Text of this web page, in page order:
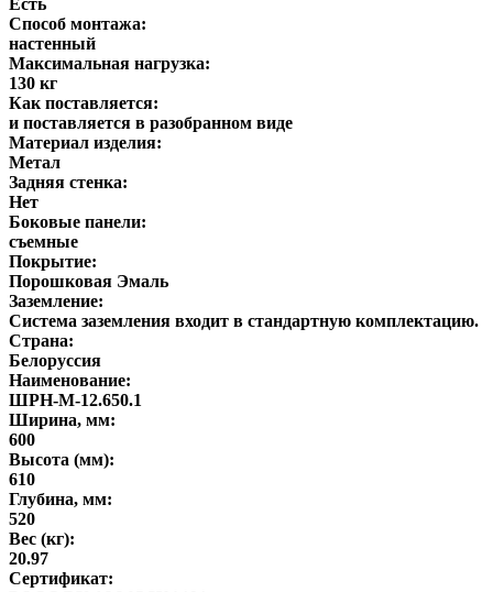
Способ монтажа:
настенный
Максимальная нагрузка:
130 кг
Как поставляется:
и поставляется в разобранном виде
Материал изделия:
Метал
Задняя стенка:
Нет
Боковые панели:
съемные
Покрытие:
Порошковая Эмаль
Заземление:
Система заземления входит в стандартную комплектацию.
Страна:
Белоруссия
Наименование:
ШРН-М-12.650.1
Ширина, мм:
600
Высота (мм):
610
Глубина, мм:
520
Вес (кг):
20.97
Сертификат: